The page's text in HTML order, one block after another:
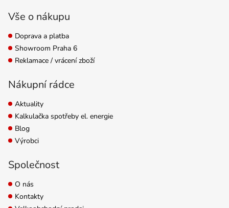
Vše o nákupu
Doprava a platba
Showroom Praha 6
Reklamace / vrácení zboží
Nákupní rádce
Aktuality
Kalkulačka spotřeby el. energie
Blog
Výrobci
Společnost
O nás
Kontakty